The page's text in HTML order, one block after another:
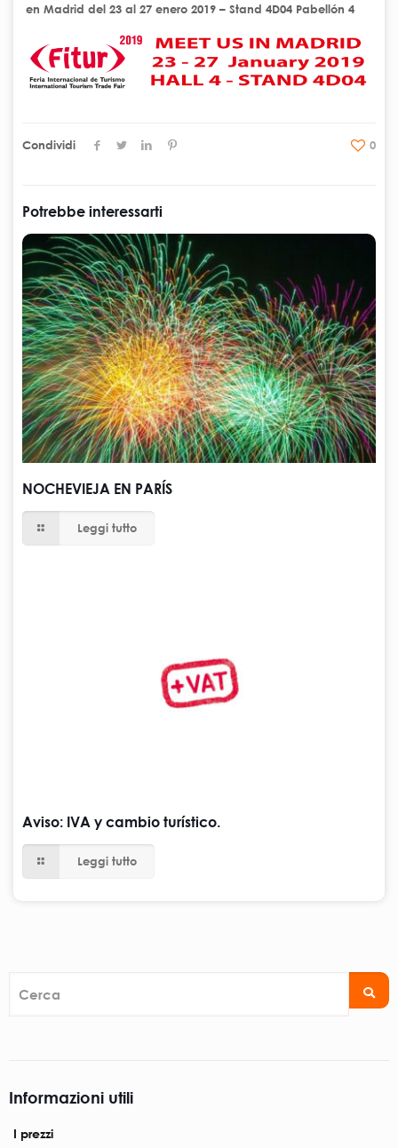
en Madrid del 23 al 27 enero 2019 – Stand 4D04 Pabellón 4
Condividi 0
Potrebbe interessarti
NOCHEVIEJA EN PARÍS
Leggi tutto
Aviso: IVA y cambio turístico.
Leggi tutto
Informazioni utili
I prezzi